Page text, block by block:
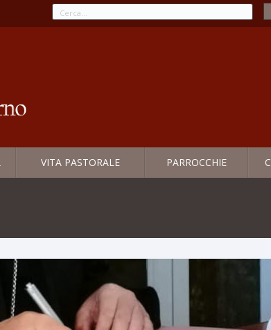
VITA PASTORALE PARROCCHIE